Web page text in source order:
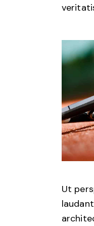
Ut